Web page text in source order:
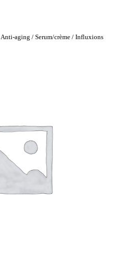
Anti-aging / Serum/crème / Influxions